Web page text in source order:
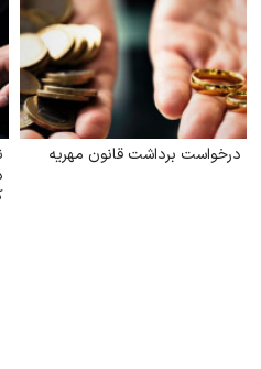
درخواست برداشت قانون مهریه